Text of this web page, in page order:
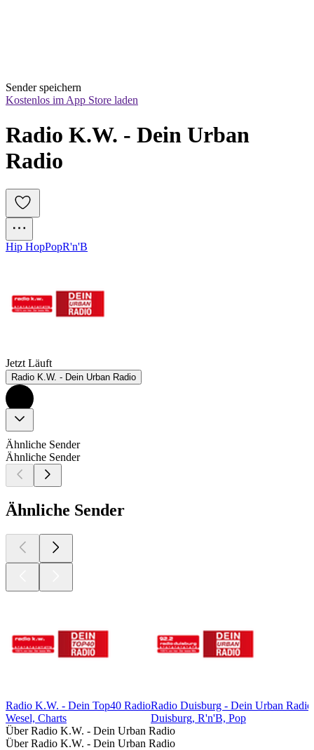
Sender speichern
Kostenlos im App Store laden
Radio K.W. - Dein Urban
Radio
Hip HopPopR'n'B
Jetzt Läuft
Radio K.W. - Dein Urban Radio
Ähnliche Sender
Ähnliche Sender
Ähnliche Sender
Radio K.W. - Dein Top40 Radio
Wesel, Charts
Radio Duisburg - Dein Urban Radio
Duisburg, R'n'B, Pop
Über Radio K.W. - Dein Urban Radio
Über Radio K.W. - Dein Urban Radio